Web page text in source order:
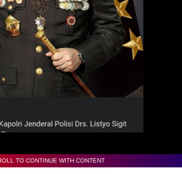
TO CONTINUE WITH CONTENT